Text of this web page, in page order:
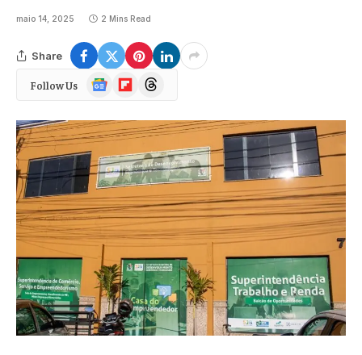
maio 14, 2025 2 Mins Read
Share
Follow Us
Google
News
FlipboardThreads